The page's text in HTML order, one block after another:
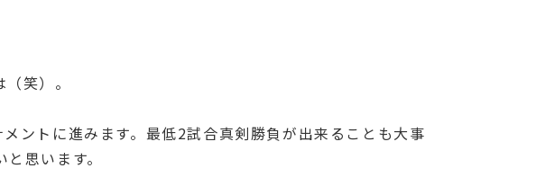
笑）。
ントに進みます。最低2試合真剣勝負が出来ることも大事
思います。